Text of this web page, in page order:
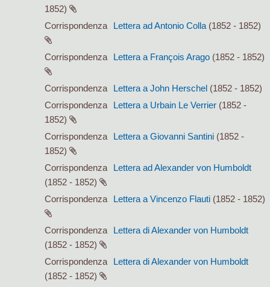
1852)
Corrispondenza
Lettera ad Antonio Colla (1852 - 1852)
Corrispondenza Lettera a François Arago (1852 - 1852)
Corrispondenza Lettera a John Herschel (1852 - 1852)
Corrispondenza
Lettera a Urbain Le Verrier (1852 -
1852)
Corrispondenza
Lettera a Giovanni Santini (1852 -
1852)
Corrispondenza
Lettera ad Alexander von Humboldt
(1852 - 1852)
Corrispondenza
Lettera a Vincenzo Flauti (1852 - 1852)
Corrispondenza
Lettera di Alexander von Humboldt
(1852 - 1852)
Corrispondenza
Lettera di Alexander von Humboldt
(1852 - 1852)